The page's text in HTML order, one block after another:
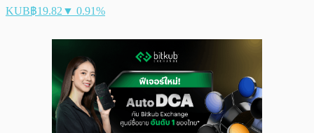
KUB฿19.82 ▼ 0.91%